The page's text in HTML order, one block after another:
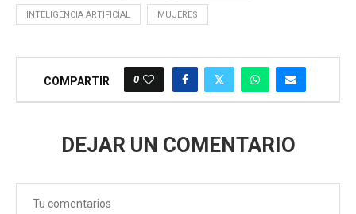
INTELIGENCIA ARTIFICIAL MUJERES
COMPARTIR 0
DEJAR UN COMENTARIO